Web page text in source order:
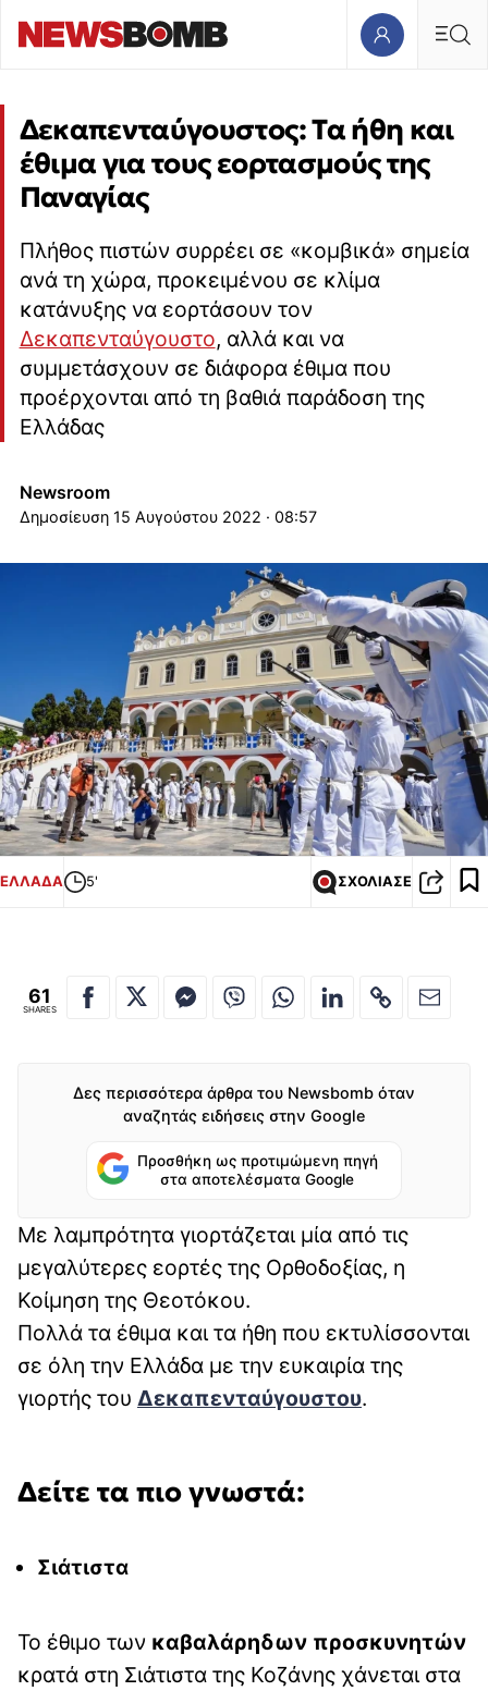
Δεκαπενταύγουστος: Τα ήθη και
έθιμα για τους εορτασμούς της
Παναγίας
Πλήθος πιστών συρρέει σε «κομβικά» σημεία
ανά τη χώρα, προκειμένου σε κλίμα
κατάνυξης να εορτάσουν τον
Δεκαπενταύγουστο, αλλά και να
συμμετάσχουν σε διάφορα έθιμα που
προέρχονται από τη βαθιά παράδοση της
Ελλάδας
Newsroom
15 Αυγούστου 2022 · 08:57
ΕΛΛΑΔΑ 5' ΣΧΟΛΙΑΣΕ
61
SHARES
Δες περισσότερα άρθρα του Newsbomb όταν
αναζητάς ειδήσεις στην Google
Προσθήκη ως προτιμώμενη πηγή
στα αποτελέσματα Google
Με λαμπρότητα γιορτάζεται μία από τις
μεγαλύτερες εορτές της Ορθοδοξίας, η
Κοίμηση της Θεοτόκου.
Πολλά τα έθιμα και τα ήθη που εκτυλίσσονται
σε όλη την Ελλάδα με την ευκαιρία της
γιορτής του Δεκαπενταύγουστου.
Δείτε τα πιο γνωστά:
Σιάτιστα
Το έθιμο των καβαλάρηδων προσκυνητών
κρατά στη Σιάτιστα της Κοζάνης χάνεται στα